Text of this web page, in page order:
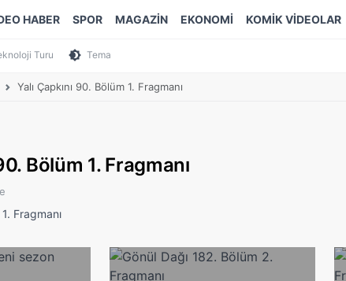
HABER SPOR MAGAZİN EKONOMİ KOMİK VİDEOLAR
Turu Tema
Yalı Çapkını 90. Bölüm 1. Fragmanı
Bölüm 1. Fragmanı
Fragmanı